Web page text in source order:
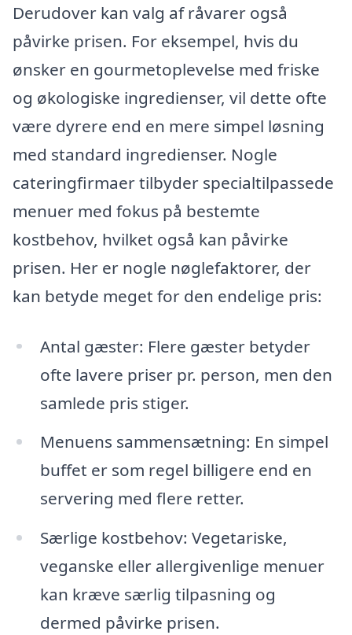
Derudover kan valg af råvarer også
påvirke prisen. For eksempel, hvis du
ønsker en gourmetoplevelse med friske
og økologiske ingredienser, vil dette ofte
være dyrere end en mere simpel løsning
med standard ingredienser. Nogle
cateringfirmaer tilbyder specialtilpassede
menuer med fokus på bestemte
kostbehov, hvilket også kan påvirke
prisen. Her er nogle nøglefaktorer, der
kan betyde meget for den endelige pris:
Antal gæster: Flere gæster betyder
ofte lavere priser pr. person, men den
samlede pris stiger.
Menuens sammensætning: En simpel
buffet er som regel billigere end en
servering med flere retter.
Særlige kostbehov: Vegetariske,
veganske eller allergivenlige menuer
kan kræve særlig tilpasning og
dermed påvirke prisen.